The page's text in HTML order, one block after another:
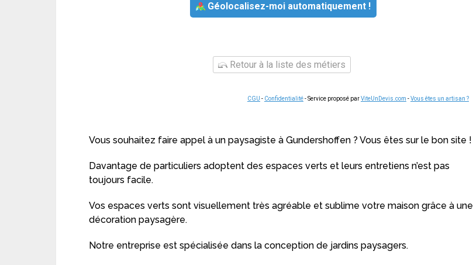
Géolocalisez-moi automatiquement !
Retour à la liste des métiers
CGU - Confidentialité- Service proposé parViteUnDevis.com -Vous êtes un artisan ?
Vous souhaitez faire appel à un paysagiste à Gundershoffen ? Vous êtes sur le bon site !
Davantage de particuliers adoptent des espaces verts et leurs entretiens n’est pas
toujours facile.
Vos espaces verts sont visuellement très agréable et sublime votre maison grâce à une
décoration paysagère.
Notre entreprise est spécialisée dans la conception de jardins paysagers.